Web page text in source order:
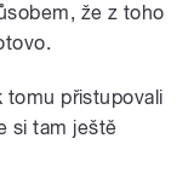
že z toho
tomu přistupovali
si tam ještě